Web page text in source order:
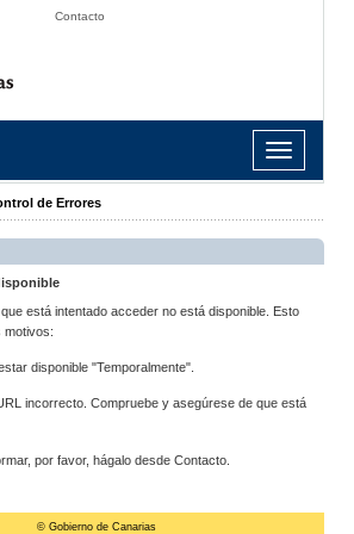
Contacto
Toggle
navigation
de Errores
está intentado acceder no está disponible. Esto
motivos:
disponible "Temporalmente".
incorrecto. Compruebe y asegúrese de que está
por favor, hágalo desde Contacto.
© Gobierno de Canarias